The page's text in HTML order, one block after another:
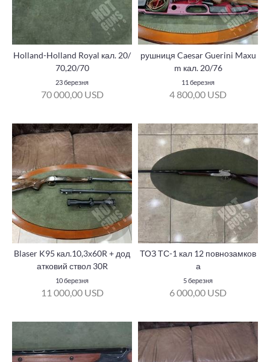
Holland-Holland Royal кал. 20/
70,20/70
23 березня
70 000,00 USD
рушниця Caesar Guerini Maxu
m кал. 20/76
11 березня
4 800,00 USD
Blaser K95 кал.10,3х60R + дод
атковий ствол 30R
10 березня
11 000,00 USD
ТОЗ ТС-1 кал 12 повнозамков
а
5 березня
6 000,00 USD